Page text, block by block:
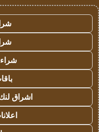
اشراق